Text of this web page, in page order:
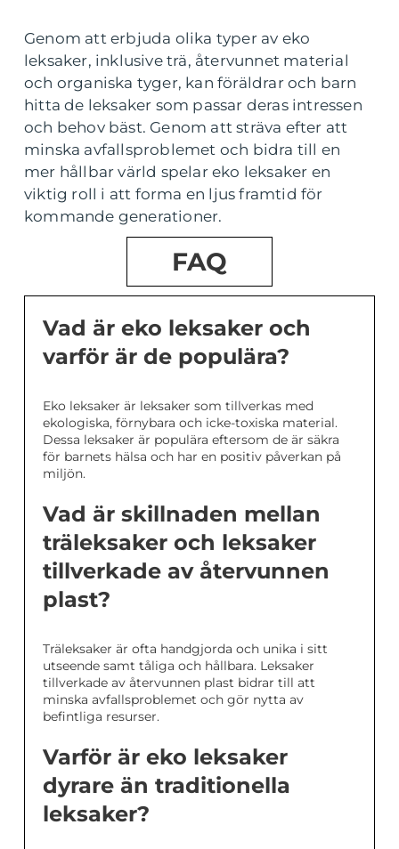
Genom att erbjuda olika typer av eko
leksaker, inklusive trä, återvunnet material
och organiska tyger, kan föräldrar och barn
hitta de leksaker som passar deras intressen
och behov bäst. Genom att sträva efter att
minska avfallsproblemet och bidra till en
mer hållbar värld spelar eko leksaker en
viktig roll i att forma en ljus framtid för
kommande generationer.
FAQ
Vad är eko leksaker och
varför är de populära?
Eko leksaker är leksaker som tillverkas med
ekologiska, förnybara och icke-toxiska material.
Dessa leksaker är populära eftersom de är säkra
för barnets hälsa och har en positiv påverkan på
miljön.
Vad är skillnaden mellan
träleksaker och leksaker
tillverkade av återvunnen
plast?
Träleksaker är ofta handgjorda och unika i sitt
utseende samt tåliga och hållbara. Leksaker
tillverkade av återvunnen plast bidrar till att
minska avfallsproblemet och gör nytta av
befintliga resurser.
Varför är eko leksaker
dyrare än traditionella
leksaker?